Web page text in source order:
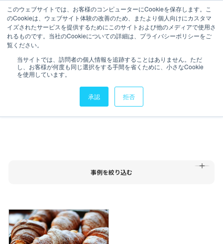
このウェブサイトでは、お客様のコンピューターにCookieを保存します。こ
のCookieは、ウェブサイト体験の改善のため、またより個人向けにカスタマ
イズされたサービスを提供するためにこのサイトおよび他のメディアで使用さ
れるものです。当社のCookieについての詳細は、プライバシーポリシーをご
覧ください。
当サイトでは、訪問者の個人情報を追跡することはありません。ただ
し、お客様が何度も同じ選択をする手間を省くために、小さなCookie
を使用しています。
承認 拒否
会社情報
サービス
採用情報
会社情報
ニュース
実績・導入事例
実績・導入事例
サービス 企業規模
広告効果 リーチ最大化 データ基盤
機械学習 デザインカスタマイズ
事例を絞り込む